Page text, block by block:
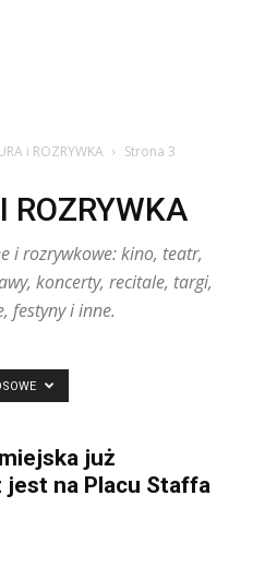
i ROZRYWKA Strona 3
ROZRYWKA
i rozrywkowe: kino, teatr,
koncerty, recitale, targi,
festyny i inne.
już
na Placu Staffa